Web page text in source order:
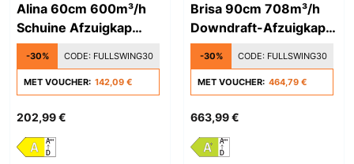
Alina 60cm 600m³/h
Schuine Afzuigkap
Zwart/Zilver
-30% CODE: FULLSWING30
MET VOUCHER: 142,09 €
202,99 €
Brisa 90cm 708m³/h
Downdraft-Afzuigkap
Zwart
-30% CODE: FULLSWING30
MET VOUCHER: 464,79 €
663,99 €